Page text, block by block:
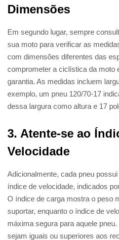
Dimensões
Em segundo lugar, sempre
sua moto para verificar as
com dimensões diferentes das
comprometer a ciclística da moto
garantia. As medidas incluem
exemplo, um pneu 120/70-17
dessa largura como altura e 17
3. Atente-se ao
Velocidade
Adicionalmente, cada pneu
índice de velocidade, indicados
O índice de carga mostra o peso
suportar, enquanto o índice de
máxima segura para aquele
sejam iguais ou superiores aos